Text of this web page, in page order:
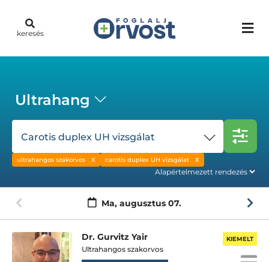
keresés
Ultrahang
Carotis duplex UH vizsgálat
ultrahangos szakorvos carotis duplex UH vizsgálat
Ma, augusztus 07.
Dr. Gurvitz Yair
Ultrahangos szakorvos
KIEMELT